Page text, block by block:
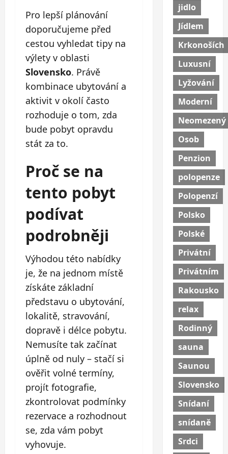
Pro lepší plánování
doporučujeme před
cestou vyhledat tipy na
výlety v oblasti
Slovensko. Právě
kombinace ubytování a
aktivit v okolí často
rozhoduje o tom, zda
bude pobyt opravdu
stát za to.
Proč se na
tento pobyt
podívat
podrobněji
Výhodou této nabídky
je, že na jednom místě
získáte základní
představu o ubytování,
lokalitě, stravování,
dopravě i délce pobytu.
Nemusíte tak začínat
úplně od nuly – stačí si
ověřit volné termíny,
projít fotografie,
zkontrolovat podmínky
rezervace a rozhodnout
se, zda vám pobyt
vyhovuje.
jidlo
Jídlem
Krkonoších
Luxusní
Lyžování
Moderní
Neomezený
Osob
Penzion
polopenze
Polopenzí
Polsko
Polské
Privátní
Privátním
Rakousko
relax
Rodinný
sauna
Saunou
Slovensko
Snídaní
snídaně
Srdci